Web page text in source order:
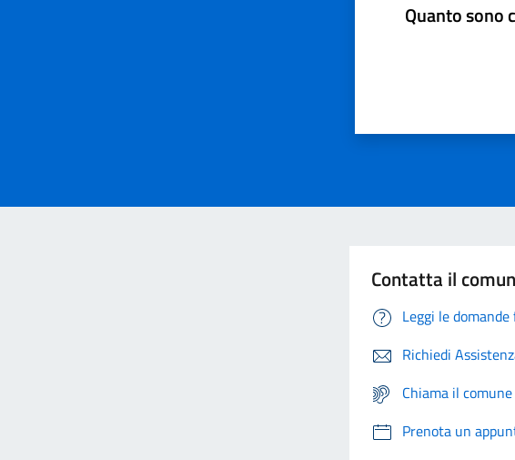
Quanto sono
Contatta il
Leggi le
Richiedi
Chiama il
Prenota un